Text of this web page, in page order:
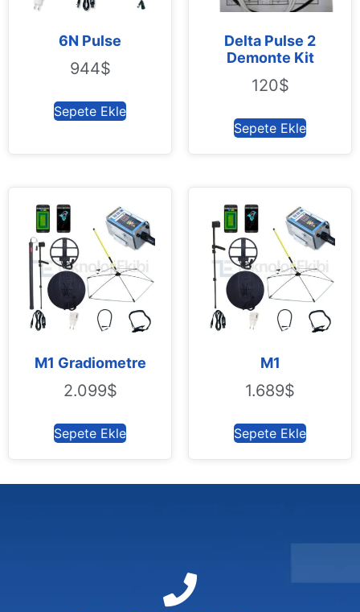
6N Pulse
944$
Sepete Ekle
Delta Pulse 2
Demonte Kit
120$
Sepete Ekle
M1 Gradiometre
2.099$
Sepete Ekle
M1
1.689$
Sepete Ekle